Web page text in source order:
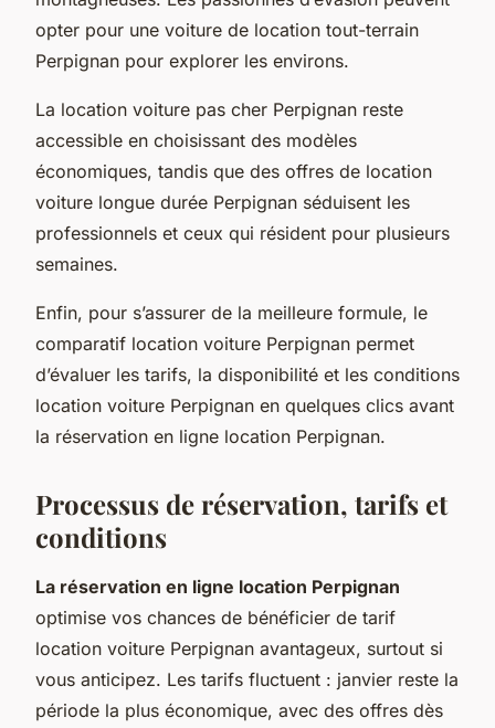
opter pour une voiture de location tout-terrain
Perpignan pour explorer les environs.
La location voiture pas cher Perpignan reste
accessible en choisissant des modèles
économiques, tandis que des offres de location
voiture longue durée Perpignan séduisent les
professionnels et ceux qui résident pour plusieurs
semaines.
Enfin, pour s’assurer de la meilleure formule, le
comparatif location voiture Perpignan permet
d’évaluer les tarifs, la disponibilité et les conditions
location voiture Perpignan en quelques clics avant
la réservation en ligne location Perpignan.
Processus de réservation, tarifs et
conditions
La réservation en ligne location Perpignan
optimise vos chances de bénéficier de tarif
location voiture Perpignan avantageux, surtout si
vous anticipez. Les tarifs fluctuent : janvier reste la
période la plus économique, avec des offres dès